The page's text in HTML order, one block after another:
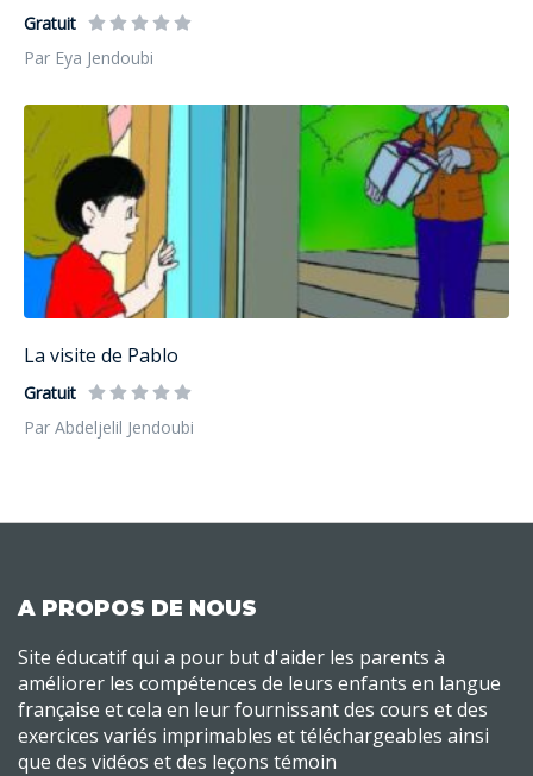
Gratuit
Par Eya Jendoubi
La visite de Pablo
Gratuit
Par Abdeljelil Jendoubi
A PROPOS DE NOUS
Site éducatif qui a pour but d'aider les parents à
améliorer les compétences de leurs enfants en langue
française et cela en leur fournissant des cours et des
exercices variés imprimables et téléchargeables ainsi
que des vidéos et des leçons témoin